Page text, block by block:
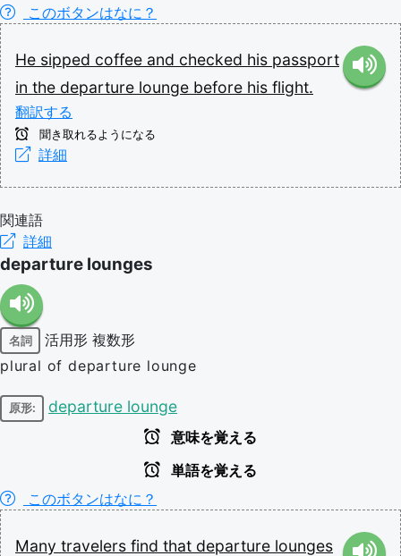
このボタンはなに？
He sipped coffee and checked his passport
in the departure lounge before his flight.
翻訳する
聞き取れるようになる
詳細
関連語
詳細
departure lounges
名詞 活用形 複数形
plural of departure lounge
原形: departure lounge
意味を覚える
単語を覚える
このボタンはなに？
Many travelers find that departure lounges